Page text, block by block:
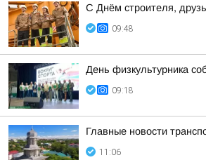
С Днём строителя,
09:48
День физкультурника
09:18
Главные новости
11:06